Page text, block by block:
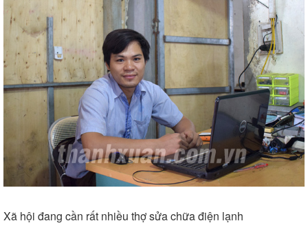
Xã hội đang cần rất nhiều thợ sửa chữa điện lạnh